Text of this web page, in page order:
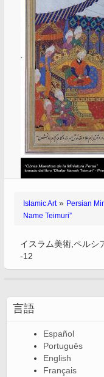
Islamic Art» Persian
Name Teimuri”
イスラム美術,ペルシ
-12
言語
Español
Português
English
Français